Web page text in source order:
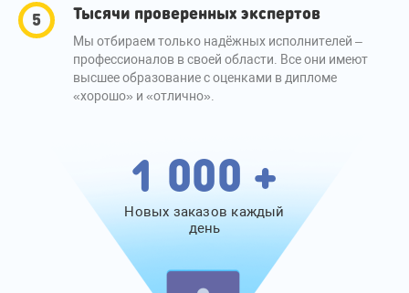
Тысячи проверенных экспертов
Мы отбираем только надёжных исполнителей –
профессионалов в своей области. Все они имеют
высшее образование с оценками в дипломе
«хорошо» и «отлично».
1 000 +
Новых заказов каждый
день